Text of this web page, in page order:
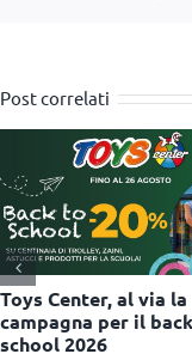
Post correlati
Hasbro lancia
linea kidult di Play-
15 Luglio 2026 - 12:39